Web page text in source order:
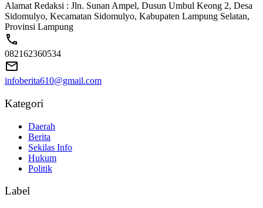
Alamat Redaksi : Jln. Sunan Ampel, Dusun Umbul Keong 2, Desa
Sidomulyo, Kecamatan Sidomulyo, Kabupaten Lampung Selatan,
Provinsi Lampung
082162360534
infoberita610@gmail.com
Kategori
Daerah
Berita
Sekilas Info
Hukum
Politik
Label